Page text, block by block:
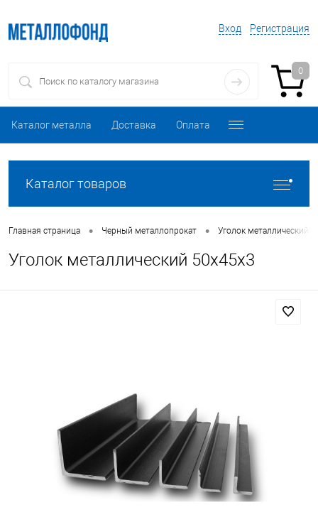
Вход Регистрация
0
Каталог металла Доставка Оплата
Каталог товаров
Главная страница • Черный металлопрокат • Уголок металлический
Уголок металлический 50х45х3